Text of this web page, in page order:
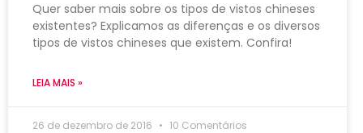
Quer saber mais sobre os tipos de vistos chineses
existentes? Explicamos as diferenças e os diversos
tipos de vistos chineses que existem. Confira!
LEIA MAIS »
26 de dezembro de 2016 10 Comentários